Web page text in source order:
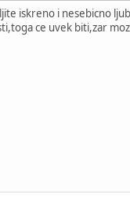
iskreno i nesebicno
ce uvek biti,zar